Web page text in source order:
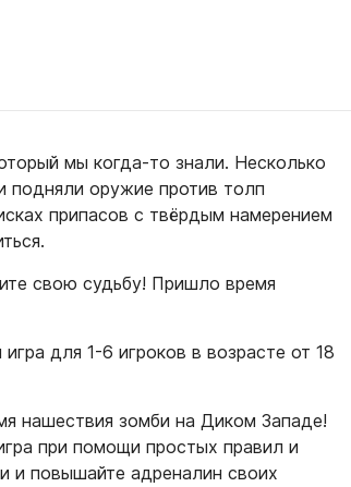
мы когда-то знали. Несколько
подняли оружие против толп
припасов с твёрдым намерением
свою судьбу! Пришло время
для 1-6 игроков в возрасте от 18
нашествия зомби на Диком Западе!
при помощи простых правил и
и повышайте адреналин своих